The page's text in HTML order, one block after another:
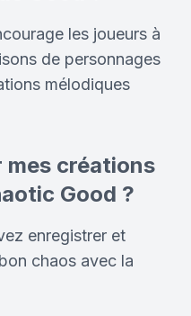
les joueurs à
de personnages
mélodiques
mes créations
Good ?
enregistrer et
chaos avec la